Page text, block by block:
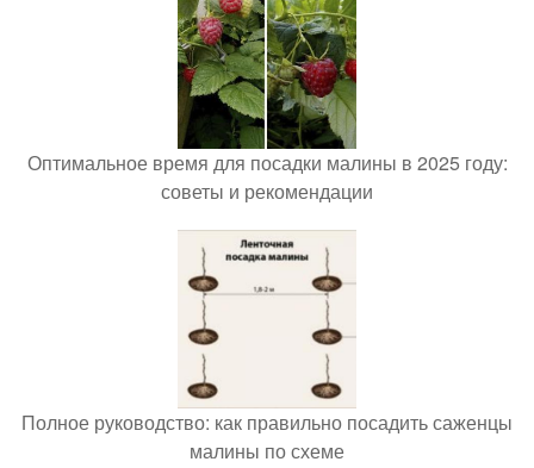
Оптимальное время для посадки малины в 2025 году:
советы и рекомендации
Полное руководство: как правильно посадить саженцы
малины по схеме